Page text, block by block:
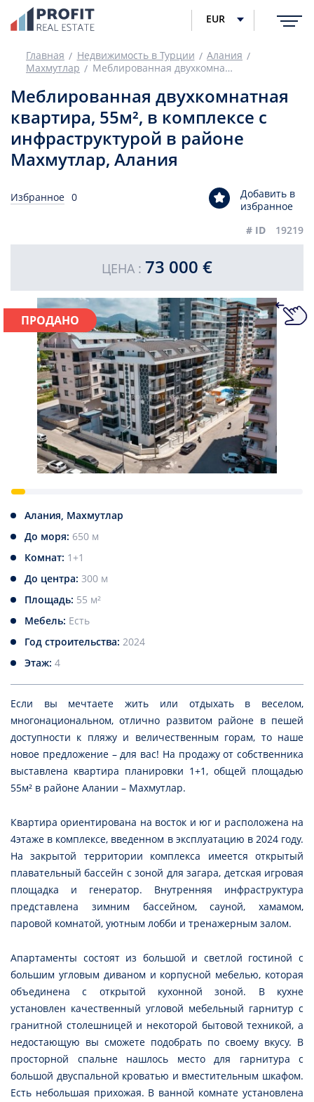
EUR
Главная Недвижимость в Турции
Алания
Махмутлар
Меблированная двухкомнатная квартира, 55м², в комплексе с инфраструктурой в районе Махмутлар, Алания
Меблированная двухкомнатная
квартира, 55м², в комплексе с
инфраструктурой в районе
Махмутлар, Алания
Избранное 0
Добавить в
избранное
# ID
19219
ЦЕНА : 73 000 €
ПРОДАНО
Алания, Махмутлар
До моря: 650 м
Комнат: 1+1
До центра: 300 м
Площадь: 55 м²
Мебель: Есть
Год строительства: 2024
Этаж: 4
Если вы мечтаете жить или отдыхать в веселом,
многонациональном, отлично развитом районе в пешей
доступности к пляжу и величественным горам, то наше
новое предложение – для вас! На продажу от собственника
выставлена квартира планировки 1+1, общей площадью
55м² в районе Алании – Махмутлар.
Квартира ориентирована на восток и юг и расположена на
4этаже в комплексе, введенном в эксплуатацию в 2024 году.
На закрытой территории комплекса имеется открытый
плавательный бассейн с зоной для загара, детская игровая
площадка и генератор. Внутренняя инфраструктура
представлена зимним бассейном, сауной, хамамом,
паровой комнатой, уютным лобби и тренажерным залом.
Апартаменты состоят из большой и светлой гостиной с
большим угловым диваном и корпусной мебелью, которая
объединена с открытой кухонной зоной. В кухне
установлен качественный угловой мебельный гарнитур с
гранитной столешницей и некоторой бытовой техникой, а
недостающую вы сможете подобрать по своему вкусу. В
просторной спальне нашлось место для гарнитура с
большой двуспальной кроватью и вместительным шкафом.
Есть небольшая прихожая. В ванной комнате установлена